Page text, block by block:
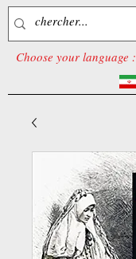
Choose your language :